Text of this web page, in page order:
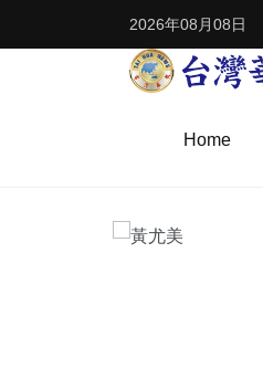
2026年08月08日
Home